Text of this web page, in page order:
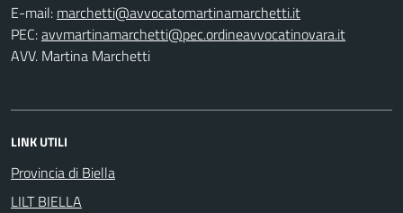
E-mail:
PEC:
AVV. Martina Marchetti
LINK UTILI
Provincia di Biella
LILT BIELLA